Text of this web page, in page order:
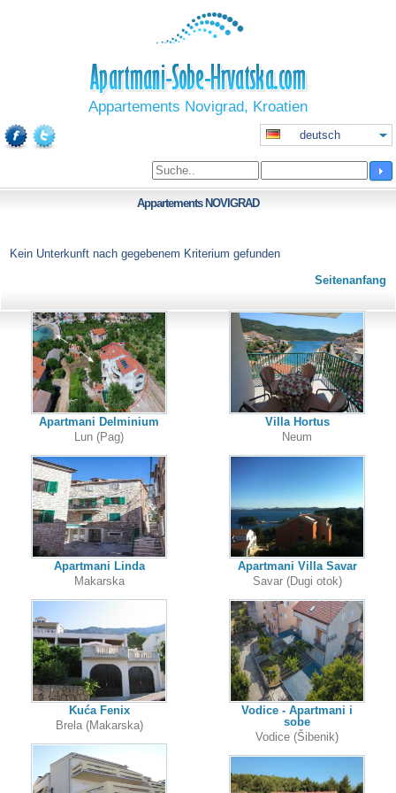
Appartements Novigrad, Kroatien
deutsch
Appartements NOVIGRAD
Kein Unterkunft nach gegebenem Kriterium gefunden
Seitenanfang
Apartmani Delminium
Lun (Pag)
Apartmani Linda
Makarska
Kuća Fenix
Brela (Makarska)
Villa Hortus
Neum
Apartmani Villa Savar
Savar (Dugi otok)
Vodice - Apartmani i
sobe
Vodice (Šibenik)